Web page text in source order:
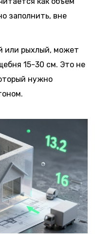
заполнить, вне
или рыхлый, может
15-30 см. Это не
нужно